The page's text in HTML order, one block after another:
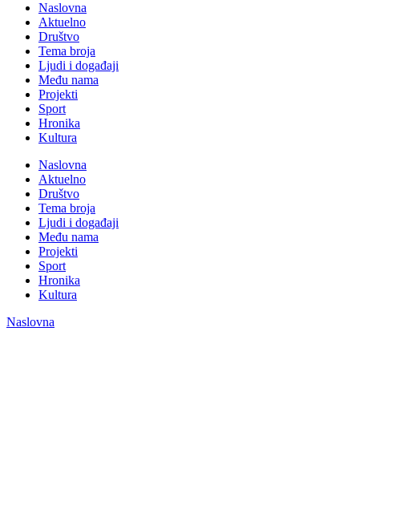
Naslovna
Aktuelno
Društvo
Tema broja
Ljudi i događaji
Među nama
Projekti
Sport
Hronika
Kultura
Naslovna
Aktuelno
Društvo
Tema broja
Ljudi i događaji
Među nama
Projekti
Sport
Hronika
Kultura
Naslovna